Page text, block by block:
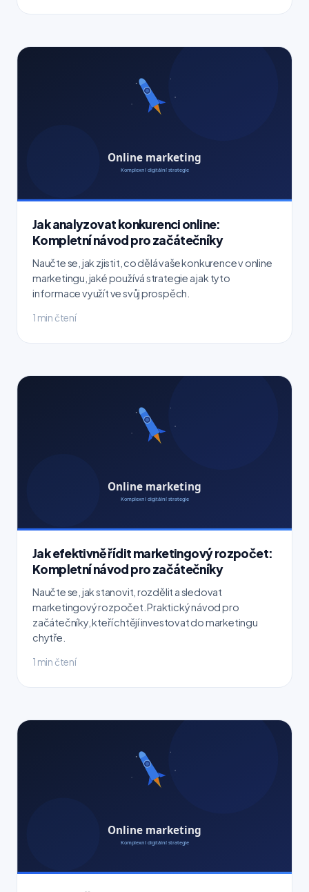
Jak analyzovat konkurenci online:
Kompletní návod pro začátečníky
Naučte se, jak zjistit, co dělá vaše konkurence v online
marketingu, jaké používá strategie a jak tyto
informace využít ve svůj prospěch.
1 min čtení
Jak efektivně řídit marketingový rozpočet:
Kompletní návod pro začátečníky
Naučte se, jak stanovit, rozdělit a sledovat
marketingový rozpočet. Praktický návod pro
začátečníky, kteří chtějí investovat do marketingu
chytře.
1 min čtení